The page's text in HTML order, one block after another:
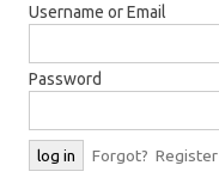
Username or Email
Password
Forgot? Register